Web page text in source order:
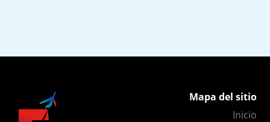
Mapa del sitio
Inicio